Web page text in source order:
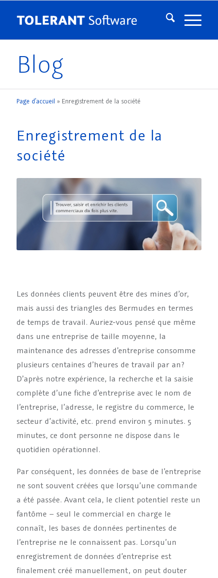
Blog
Page d’accueil » Enregistrement de la société
Enregistrement de la
société
Les données clients peuvent être des mines d’or,
mais aussi des triangles des Bermudes en termes
de temps de travail. Auriez-vous pensé que même
dans une entreprise de taille moyenne, la
maintenance des adresses d’entreprise consomme
plusieurs centaines d’heures de travail par an?
D’après notre expérience, la recherche et la saisie
complète d’une fiche d’entreprise avec le nom de
l’entreprise, l’adresse, le registre du commerce, le
secteur d’activité, etc. prend environ 5 minutes. 5
minutes, ce dont personne ne dispose dans le
quotidien opérationnel.
Par conséquent, les données de base de l’entreprise
ne sont souvent créées que lorsqu’une commande
a été passée. Avant cela, le client potentiel reste un
fantôme – seul le commercial en charge le
connaît, les bases de données pertinentes de
l’entreprise ne le connaissent pas. Lorsqu’un
enregistrement de données d’entreprise est
finalement créé manuellement, on peut douter